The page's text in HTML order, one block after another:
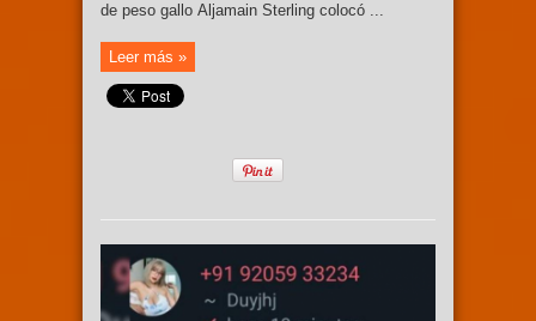
de peso gallo Aljamain Sterling colocó ...
Leer más »